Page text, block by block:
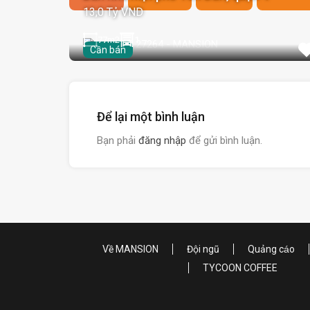
Cần bán
13,0 Tỷ VND
77m2
Để lại một bình luận
Bạn phải đăng nhập để gửi bình luận.
Về MANSION Đội ngũ Quảng cáo
TYCOON COFFEE